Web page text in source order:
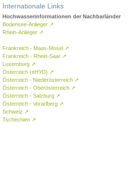
Internationale Links
Hochwasserinformationen der Nachbarländer
Bodensee-Anlieger ↗
Rhein-Anlieger ↗
Frankreich - Maas-Mosel ↗
Frankreich - Rhein-Saar ↗
Luxemburg ↗
Österreich (eHYD) ↗
Österreich - Niederösterreich ↗
Österreich - Oberösterreich ↗
Österreich - Salzburg ↗
Österreich - Vorarlberg ↗
Schweiz ↗
Tschechien ↗